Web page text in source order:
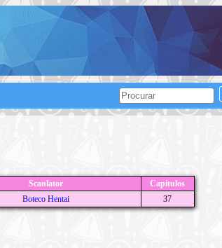
Scanlator
Capítulos
Boteco Hentai
37